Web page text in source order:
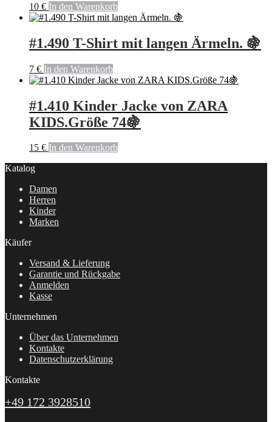
10 € In den Warenkorb
#1.490 T-Shirt mit langen Ärmeln. 🍇
7 € In den Warenkorb
#1.410 Kinder Jacke von ZARA
KIDS.Größe 74🍇
15 € In den Warenkorb
Katalog
Damen
Herren
Kinder
Marken
Käufer
Versand & Lieferung
Garantie und Rückgabe
Anmelden
Kasse
Unternehmen
Über das Unternehmen
Kontakte
Datenschutzerklärung
Kontakte
+49 172 3928510